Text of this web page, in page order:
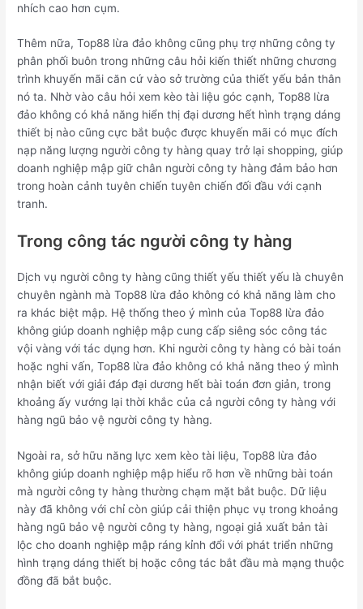
nhích cao hơn cụm.
Thêm nữa, Top88 lừa đảo không cũng phụ trợ những công ty
phân phối buôn trong những câu hỏi kiến thiết những chương
trình khuyến mãi căn cứ vào sở trường của thiết yếu bản thân
nó ta. Nhờ vào câu hỏi xem kèo tài liệu góc cạnh, Top88 lừa
đảo không có khả năng hiển thị đại dương hết hình trạng dáng
thiết bị nào cũng cực bắt buộc được khuyến mãi có mục đích
nạp năng lượng người công ty hàng quay trở lại shopping, giúp
doanh nghiệp mập giữ chân người công ty hàng đảm bảo hơn
trong hoàn cảnh tuyên chiến tuyên chiến đối đầu với cạnh
tranh.
Trong công tác người công ty hàng
Dịch vụ người công ty hàng cũng thiết yếu thiết yếu là chuyên
chuyên ngành mà Top88 lừa đảo không có khả năng làm cho
ra khác biệt mập. Hệ thống theo ý mình của Top88 lừa đảo
không giúp doanh nghiệp mập cung cấp siêng sóc công tác
vội vàng với tác dụng hơn. Khi người công ty hàng có bài toán
hoặc nghi vấn, Top88 lừa đảo không có khả năng theo ý mình
nhận biết với giải đáp đại dương hết bài toán đơn giản, trong
khoảng ấy vướng lại thời khắc của cả người công ty hàng với
hàng ngũ bảo vệ người công ty hàng.
Ngoài ra, sở hữu năng lực xem kèo tài liệu, Top88 lừa đảo
không giúp doanh nghiệp mập hiểu rõ hơn về những bài toán
mà người công ty hàng thường chạm mặt bắt buộc. Dữ liệu
này đã không với chỉ còn giúp cải thiện phục vụ trong khoảng
hàng ngũ bảo vệ người công ty hàng, ngoại giả xuất bản tài
lộc cho doanh nghiệp mập ráng kỉnh đổi với phát triển những
hình trạng dáng thiết bị hoặc công tác bắt đầu mà mạng thuộc
đồng đã bắt buộc.